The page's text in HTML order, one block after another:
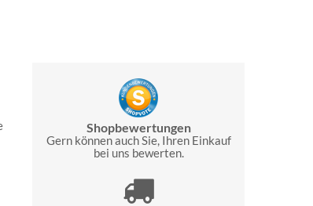
Shopbewertungen
Gern können auch Sie, Ihren Einkauf
bei uns bewerten.